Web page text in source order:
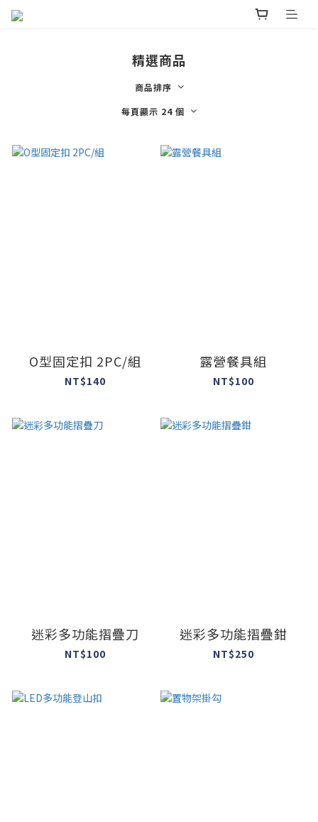
精選商品
商品排序
每頁顯示 24 個
O型固定扣 2PC/組
NT$140
露營餐具組
NT$100
迷彩多功能摺疊刀
NT$100
迷彩多功能摺疊鉗
NT$250